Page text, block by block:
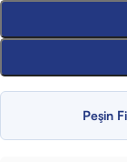
Peşin